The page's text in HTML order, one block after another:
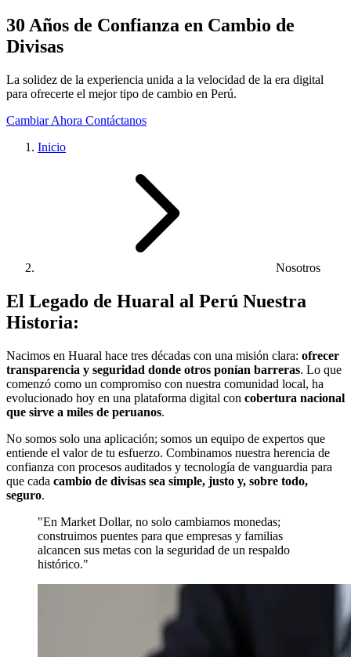
30 Años de Confianza en Cambio de
Divisas
La solidez de la experiencia unida a la velocidad de la era digital
para ofrecerte el mejor tipo de cambio en Perú.
Cambiar Ahora Contáctanos
Inicio
Nosotros
El Legado de Huaral al Perú Nuestra
Historia:
Nacimos en Huaral hace tres décadas con una misión clara: ofrecer
transparencia y seguridad donde otros ponían barreras. Lo que
comenzó como un compromiso con nuestra comunidad local, ha
evolucionado hoy en una plataforma digital con cobertura nacional
que sirve a miles de peruanos.
No somos solo una aplicación; somos un equipo de expertos que
entiende el valor de tu esfuerzo. Combinamos nuestra herencia de
confianza con procesos auditados y tecnología de vanguardia para
que cada cambio de divisas sea simple, justo y, sobre todo,
seguro.
"En Market Dollar, no solo cambiamos monedas;
construimos puentes para que empresas y familias
alcancen sus metas con la seguridad de un respaldo
histórico."